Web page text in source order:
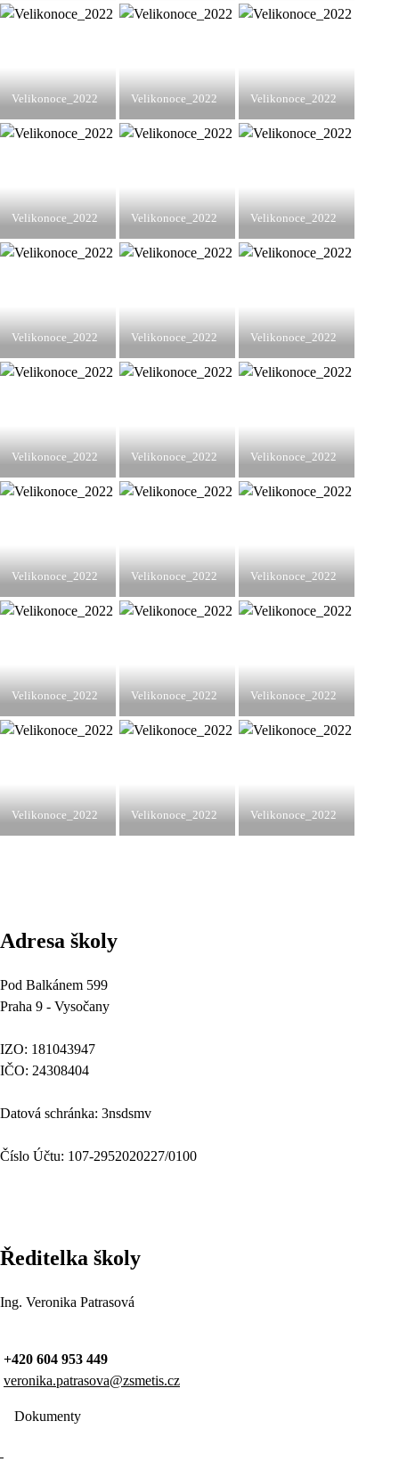
Velikonoce_2022 Velikonoce_2022 Velikonoce_2022
Velikonoce_2022 Velikonoce_2022 Velikonoce_2022
Velikonoce_2022 Velikonoce_2022 Velikonoce_2022
Velikonoce_2022 Velikonoce_2022 Velikonoce_2022
Velikonoce_2022 Velikonoce_2022 Velikonoce_2022
Velikonoce_2022 Velikonoce_2022 Velikonoce_2022
Velikonoce_2022 Velikonoce_2022 Velikonoce_2022
Adresa školy
Pod Balkánem 599
Praha 9 - Vysočany
IZO: 181043947
IČO: 24308404
Datová schránka: 3nsdsmv
Číslo Účtu: 107-2952020227/0100
Ředitelka školy
Ing. Veronika Patrasová
+420 604 953 449
veronika.patrasova@zsmetis.cz
Dokumenty